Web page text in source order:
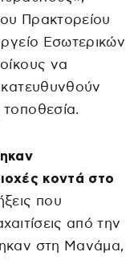
Πρακτορείου
Εσωτερικών
να
κοντά στο
που
από την
στη Μανάμα,